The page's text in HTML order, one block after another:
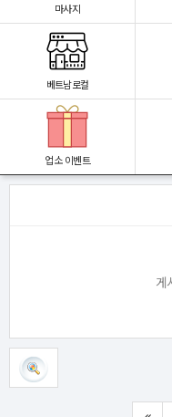
마사지
베트남로컬
업소 이벤트
게